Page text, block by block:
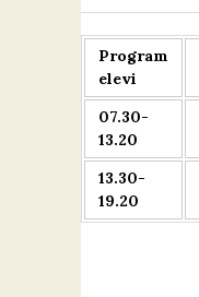
Program
elevi
07.30-
13.20
13.30-
19.20